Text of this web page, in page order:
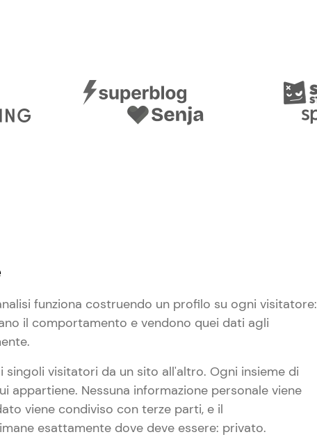
funziona costruendo un profilo su ogni visitatore:
il comportamento e vendono quei dati agli
visitatori da un sito all'altro. Ogni insieme di
Nessuna informazione personale viene
viene condiviso con terze parti, e il
esattamente dove deve essere: privato.